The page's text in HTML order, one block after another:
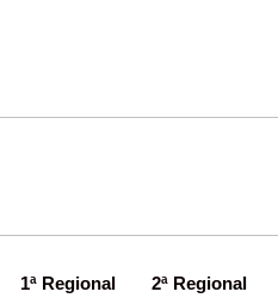
1ª Regional 2ª Regional